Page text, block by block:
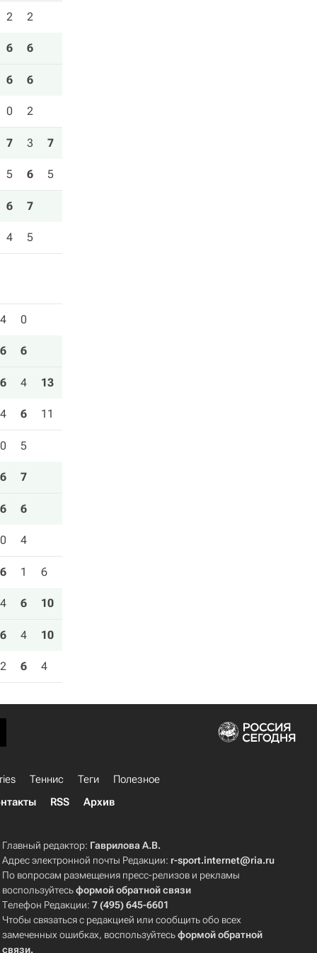
2 2
6 6
6 6
0 2
7 3 7
5 6 5
6 7
4 5
4 0
6 6
6 4 13
4 6 11
0 5
6 7
6 6
0 4
6 1 6
4 6 10
6 4 10
2 6 4
Теннис Теги
Полезное
RSS Архив
Главный редактор: Гаврилова А.В.
Адрес электронной почты Редакции: r-sport.internet@ria.ru
По вопросам размещения пресс-релизов и рекламы
воспользуйтесьформой обратной связи
Телефон Редакции:7 (495) 645-6601
Чтобы связаться с редакцией или сообщить обо всех
замеченных ошибках, воспользуйтесьформой обратной
связи.